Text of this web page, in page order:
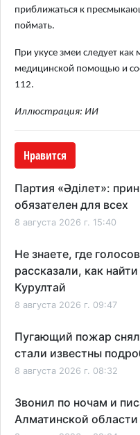
приближаться к
поймать.
При укусе змеи следует как
медицинской помощью и
112.
Иллюстрация: ИИ
Нравится
Партия «Әділет»:
обязателен для всех
8 августа 2026 г. 15:40
Не знаете, где
рассказали, как
Курултай
8 августа 2026 г. 09:47
Пугающий пожар
стали известны
8 августа 2026 г. 08:32
Звонил по ночам и
Алматинской области